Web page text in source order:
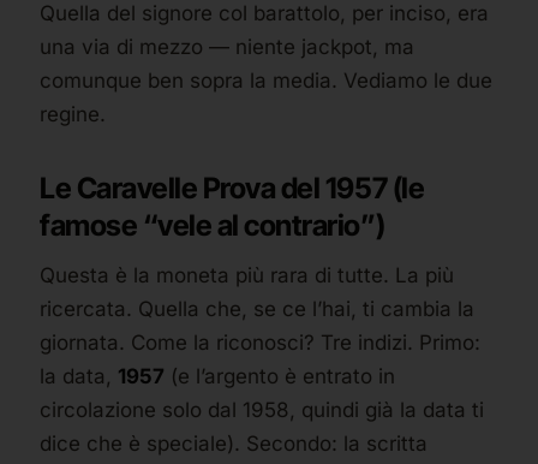
Quella del signore col barattolo, per inciso, era
una via di mezzo — niente jackpot, ma
comunque ben sopra la media. Vediamo le due
regine.
Le Caravelle Prova del 1957 (le
famose “vele al contrario”)
Questa è la moneta più rara di tutte. La più
ricercata. Quella che, se ce l’hai, ti cambia la
giornata. Come la riconosci? Tre indizi. Primo:
la data, 1957 (e l’argento è entrato in
circolazione solo dal 1958, quindi già la data ti
dice che è speciale). Secondo: la scritta